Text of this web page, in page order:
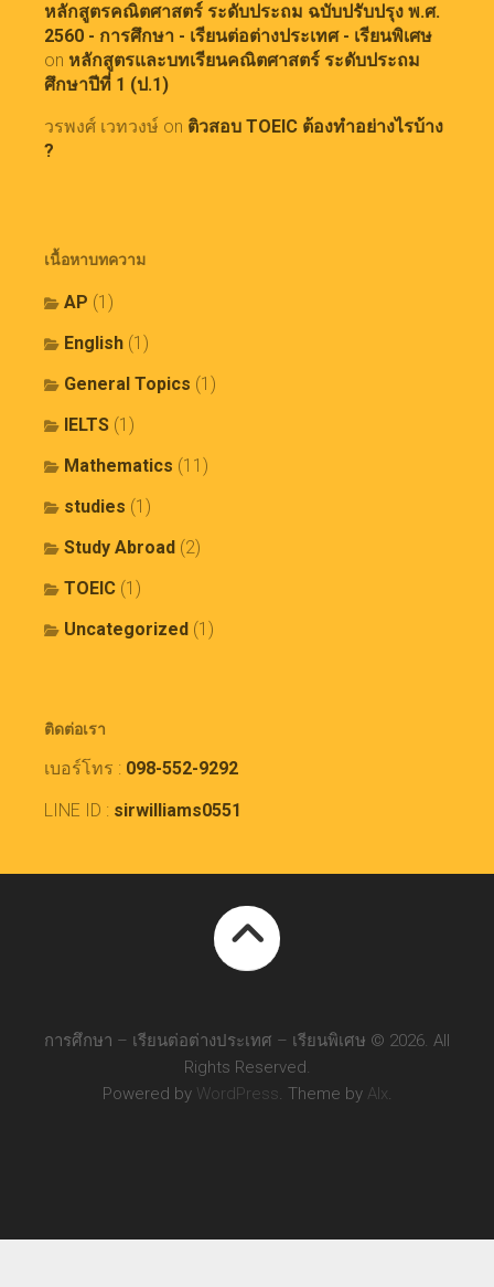
หลักสูตรคณิตศาสตร์ ระดับประถม ฉบับปรับปรุง พ.ศ.
2560 - การศึกษา - เรียนต่อต่างประเทศ - เรียนพิเศษ
on หลักสูตรและบทเรียนคณิตศาสตร์ ระดับประถม
ศึกษาปีที่ 1 (ป.1)
วรพงศ์ เวทวงษ์ on ติวสอบ TOEIC ต้องทำอย่างไรบ้าง
?
เนื้อหาบทความ
AP (1)
English (1)
General Topics (1)
IELTS (1)
Mathematics (11)
studies (1)
Study Abroad (2)
TOEIC (1)
Uncategorized (1)
ติดต่อเรา
เบอร์โทร : 098-552-9292
LINE ID : sirwilliams0551
การศึกษา – เรียนต่อต่างประเทศ – เรียนพิเศษ © 2026. All
Rights Reserved.
Powered by WordPress. Theme by Alx.